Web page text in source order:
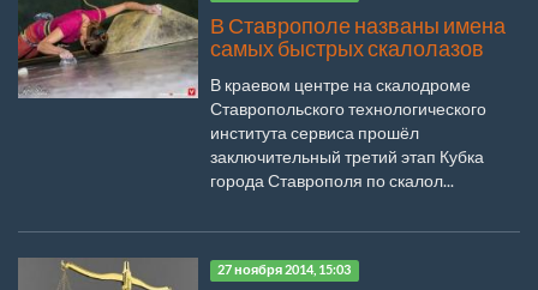
В Ставрополе названы имена
самых быстрых скалолазов
В краевом центре на скалодроме
Ставропольского технологического
института сервиса прошёл
заключительный третий этап Кубка
города Ставрополя по скалол...
27 ноября 2014, 15:03